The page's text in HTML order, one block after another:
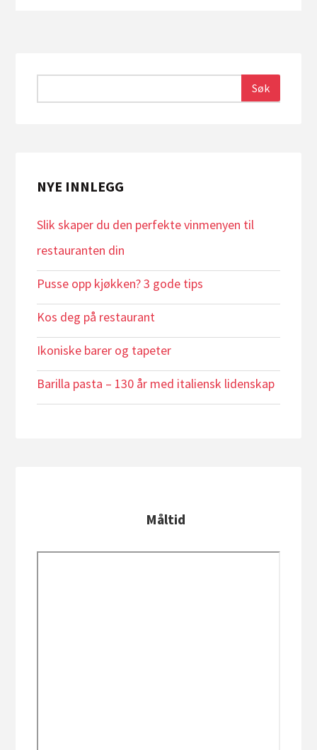
NYE INNLEGG
Slik skaper du den perfekte vinmenyen til
restauranten din
Pusse opp kjøkken? 3 gode tips
Kos deg på restaurant
Ikoniske barer og tapeter
Barilla pasta – 130 år med italiensk lidenskap
Måltid